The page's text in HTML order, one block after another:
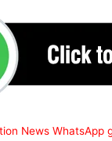
News WhatsApp